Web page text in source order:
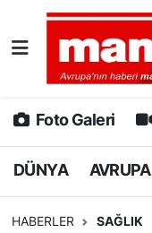
Foto Galeri
DÜNYA AVRUPA
HABERLER SAĞLIK
DÜNYA
AVRUPA
ALMANYA
Nöbetçi
Hava Durumu
Namaz